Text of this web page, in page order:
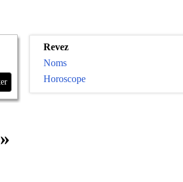
»
Revez
Noms
Horoscope